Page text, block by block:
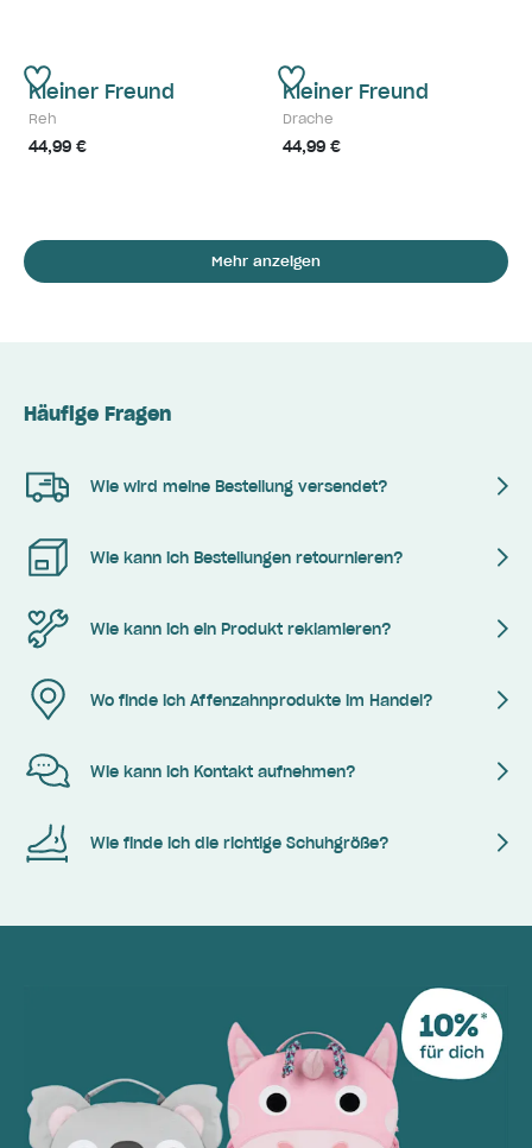
Kleiner Freund
Reh
44,99 €
Kleiner Freund
Drache
44,99 €
Mehr anzeigen
Häufige Fragen
Wie wird meine Bestellung versendet?
Wie kann ich Bestellungen retournieren?
Wie kann ich ein Produkt reklamieren?
Wo finde ich Affenzahnprodukte im Handel?
Wie kann ich Kontakt aufnehmen?
Wie finde ich die richtige Schuhgröße?